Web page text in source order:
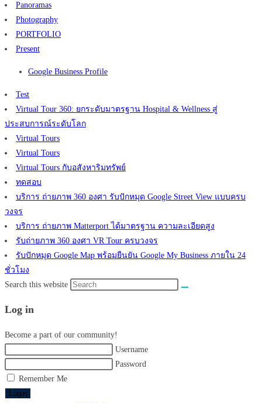
Panoramas
Photography
PORTFOLIO
Present
Google Business Profile
Test
Virtual Tour 360: ยกระดับมาตรฐาน Hospital & Wellness สู่
ประสบการณ์ระดับโลก
Virtual Tours
Virtual Tours
Virtual Tours กับอสังหาริมทรัพย์
ทดสอบ
บริการ ถ่ายภาพ 360 องศา รับปักหมุด Google Street View แบบครบ
วงจร
บริการ ถ่ายภาพ Matterport ได้มาตรฐาน ความละเอียดสูง
รับถ่ายภาพ 360 องศา VR Tour ครบวงจร
รับปักหมุด Google Map พร้อมยืนยัน Google My Business ภายใน 24
ชั่วโมง
Search this website
Log in
Become a part of our community!
Username
Password
Remember Me
Login